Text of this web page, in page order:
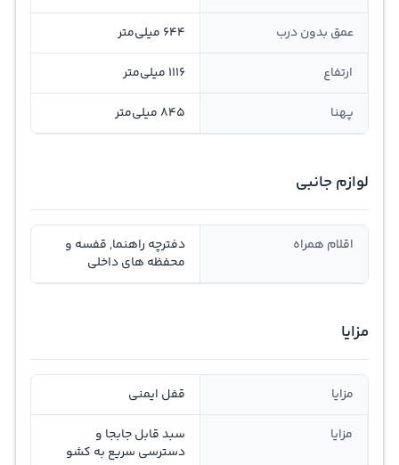
عمق بدون درب 644 میلی‌متر
ارتفاع 1116 میلی‌متر
پهنا 845 میلی‌متر
لوازم جانبی
اقلام همراه
دفترچه راهنما, قفسه و
محفظه های داخلی
مزایا
مزایا قفل ایمنی
مزایا
سبد قابل جابجا و
دسترسی سریع به کشو